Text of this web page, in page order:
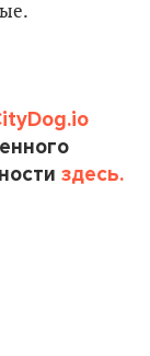
здесь.